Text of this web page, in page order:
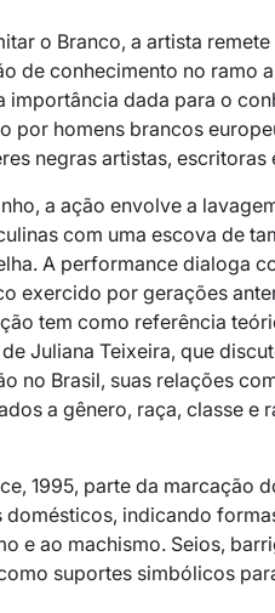
o Branco, a artista remete
de conhecimento no ramo
importância dada para o
por homens brancos
negras artistas, escritoras
a ação envolve a
com uma escova de
A performance dialoga
exercido por gerações
tem como referência
Juliana Teixeira, que
no Brasil, suas relações
a gênero, raça, classe e
1995, parte da marcação
domésticos, indicando
e ao machismo. Seios,
suportes simbólicos